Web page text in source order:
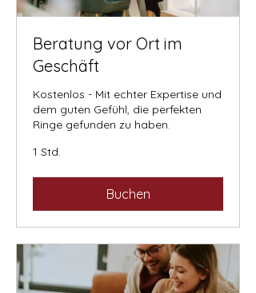
Beratung vor Ort im
Geschäft
Kostenlos - Mit echter Expertise und
dem guten Gefühl, die perfekten
Ringe gefunden zu haben.
1 Std.
Buchen